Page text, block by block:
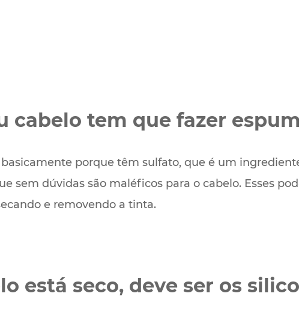
cabelo tem que fazer
porque têm sulfato, que é um
sem dúvidas são maléficos para o cabelo. Esses
e removendo a tinta.
está seco, deve ser os